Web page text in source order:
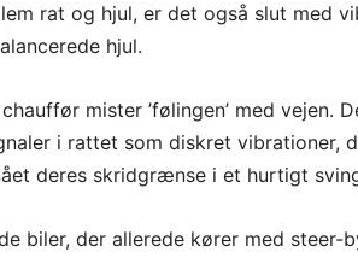
rat og hjul, er det også slut med
hjul.
mister ’følingen’ med vejen.
i rattet som diskret vibrationer,
deres skridgrænse i et hurtigt
biler, der allerede kører med steer-